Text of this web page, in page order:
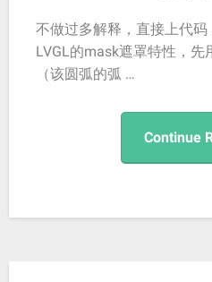
不做过多解释，直接上代码
LVGL的mask遮罩特性，先
（该圆弧的弧 …
Continue